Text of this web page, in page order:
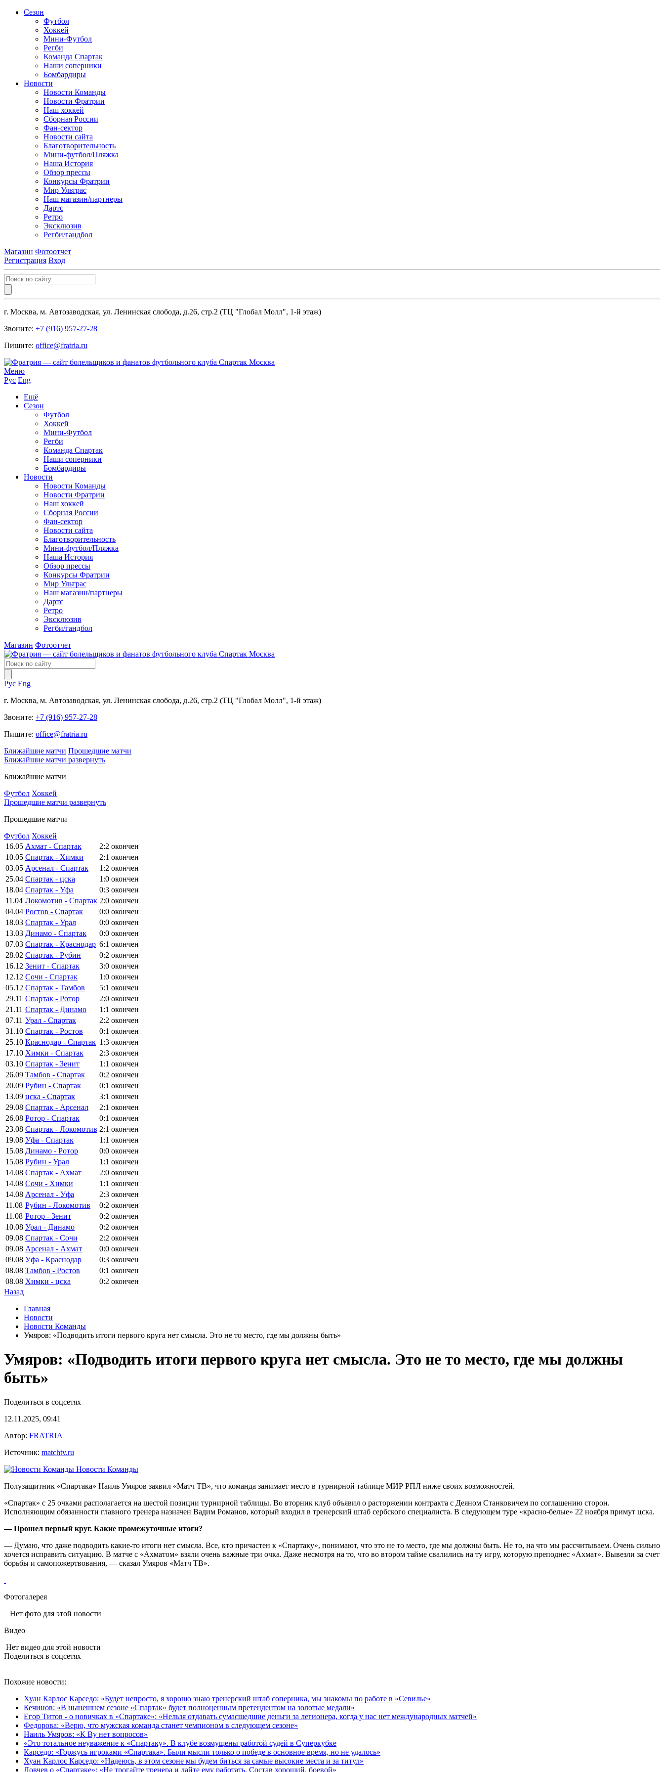
Сезон
Футбол
Хоккей
Мини-Футбол
Регби
Команда Спартак
Наши соперники
Бомбардиры
Новости
Новости Команды
Новости Фратрии
Наш хоккей
Сборная России
Фан-cектор
Новости сайта
Благотворительность
Мини-футбол/Пляжка
Наша История
Обзор прессы
Конкурсы Фратрии
Мир Ультрас
Наш магазин/партнеры
Дартс
Ретро
Эксклюзив
Регби/гандбол
Магазин Фотоотчет
Регистрация Вход
г. Москва, м. Автозаводская, ул. Ленинская слобода, д.26, стр.2 (ТЦ "Глобал Молл", 1-й этаж)
Звоните: +7 (916) 957-27-28
Пишите: office@fratria.ru
Меню
Рус Eng
Ещё
Сезон
Футбол
Хоккей
Мини-Футбол
Регби
Команда Спартак
Наши соперники
Бомбардиры
Новости
Новости Команды
Новости Фратрии
Наш хоккей
Сборная России
Фан-cектор
Новости сайта
Благотворительность
Мини-футбол/Пляжка
Наша История
Обзор прессы
Конкурсы Фратрии
Мир Ультрас
Наш магазин/партнеры
Дартс
Ретро
Эксклюзив
Регби/гандбол
Магазин Фотоотчет
Рус Eng
г. Москва, м. Автозаводская, ул. Ленинская слобода, д.26, стр.2 (ТЦ "Глобал Молл", 1-й этаж)
Звоните: +7 (916) 957-27-28
Пишите: office@fratria.ru
Ближайшие матчи Прошедшие матчи
Ближайшие матчи развернуть
Ближайшие матчи
Футбол Хоккей
Прошедшие матчи развернуть
Прошедшие матчи
Футбол Хоккей
16.05 Ахмат - Спартак 2:2 окончен
10.05 Спартак - Химки 2:1 окончен
03.05 Арсенал - Спартак 1:2 окончен
25.04 Спартак - цска 1:0 окончен
18.04 Спартак - Уфа 0:3 окончен
11.04 Локомотив - Спартак 2:0 окончен
04.04 Ростов - Спартак 0:0 окончен
18.03 Спартак - Урал 0:0 окончен
13.03 Динамо - Спартак 0:0 окончен
07.03 Спартак - Краснодар 6:1 окончен
28.02 Спартак - Рубин 0:2 окончен
16.12 Зенит - Спартак 3:0 окончен
12.12 Сочи - Спартак 1:0 окончен
05.12 Спартак - Тамбов 5:1 окончен
29.11 Спартак - Ротор 2:0 окончен
21.11 Спартак - Динамо 1:1 окончен
07.11 Урал - Спартак 2:2 окончен
31.10 Спартак - Ростов 0:1 окончен
25.10 Краснодар - Спартак 1:3 окончен
17.10 Химки - Спартак 2:3 окончен
03.10 Спартак - Зенит 1:1 окончен
26.09 Тамбов - Спартак 0:2 окончен
20.09 Рубин - Спартак 0:1 окончен
13.09 цска - Спартак 3:1 окончен
29.08 Спартак - Арсенал 2:1 окончен
26.08 Ротор - Спартак 0:1 окончен
23.08 Спартак - Локомотив 2:1 окончен
19.08 Уфа - Спартак 1:1 окончен
15.08 Динамо - Ротор 0:0 окончен
15.08 Рубин - Урал 1:1 окончен
14.08 Спартак - Ахмат 2:0 окончен
14.08 Сочи - Химки 1:1 окончен
14.08 Арсенал - Уфа 2:3 окончен
11.08 Рубин - Локомотив 0:2 окончен
11.08 Ротор - Зенит 0:2 окончен
10.08 Урал - Динамо 0:2 окончен
09.08 Спартак - Сочи 2:2 окончен
09.08 Арсенал - Ахмат 0:0 окончен
09.08 Уфа - Краснодар 0:3 окончен
08.08 Тамбов - Ростов 0:1 окончен
08.08 Химки - цска 0:2 окончен
Назад
Главная
Новости
Новости Команды
Умяров: «Подводить итоги первого круга нет смысла. Это не то место, где мы должны быть»
Умяров: «Подводить итоги первого круга нет смысла. Это не то место, где мы должны
быть»
Поделиться в соцсетях
12.11.2025, 09:41
Автор: FRATRIA
Источник: matchtv.ru
Новости Команды
Полузащитник «Спартака» Наиль Умяров заявил «Матч ТВ», что команда занимает место в турнирной таблице МИР РПЛ ниже своих возможностей.
«Спартак» с 25 очками располагается на шестой позиции турнирной таблицы. Во вторник клуб объявил о расторжении контракта с Деяном Станковичем по соглашению сторон.
Исполняющим обязанности главного тренера назначен Вадим Романов, который входил в тренерский штаб сербского специалиста. В следующем туре «красно‑белые» 22 ноября примут цска.
— Прошел первый круг. Какие промежуточные итоги?
— Думаю, что даже подводить какие‑то итоги нет смысла. Все, кто причастен к «Спартаку», понимают, что это не то место, где мы должны быть. Не то, на что мы рассчитываем. Очень сильно
хочется исправить ситуацию. В матче с «Ахматом» взяли очень важные три очка. Даже несмотря на то, что во втором тайме свалились на ту игру, которую преподнес «Ахмат». Вывезли за счет
борьбы и самопожертвования, — сказал Умяров «Матч ТВ».
Фотогалерея
Нет фото для этой новости
Видео
Нет видео для этой новости
Поделиться в соцсетях
Похожие новости:
Хуан Карлос Карседо: «Будет непросто, я хорошо знаю тренерский штаб соперника, мы знакомы по работе в «Севилье»
Кечинов: «В нынешнем сезоне «Спартак» будет полноценным претендентом на золотые медали»
Егор Титов - о новичках в «Спартаке»: «Нельзя отдавать сумасшедшие деньги за легионера, когда у нас нет международных матчей»
Федорова: «Верю, что мужская команда станет чемпионом в следующем сезоне»
Наиль Умяров: «К Ву нет вопросов»
«Это тотальное неуважение к «Спартаку». В клубе возмущены работой судей в Суперкубке
Карседо: «Горжусь игроками «Спартака». Были мысли только о победе в основное время, но не удалось»
Хуан Карлос Карседо: «Надеюсь, в этом сезоне мы будем биться за самые высокие места и за титул»
Ловчев о «Спартаке»: «Не трогайте тренера и дайте ему работать. Состав хороший, боевой»